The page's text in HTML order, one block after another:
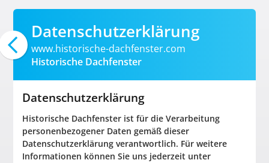
Datenschutzerklärung
www.historische-dachfenster.com
Historische Dachfenster
Datenschutzerklärung
Historische Dachfenster ist für die Verarbeitung
personenbezogener Daten gemäß dieser
Datenschutzerklärung verantwortlich. Für weitere
Informationen können Sie uns jederzeit unter